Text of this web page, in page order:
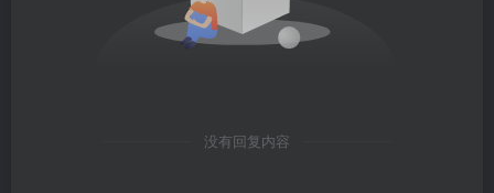
没有回复内容